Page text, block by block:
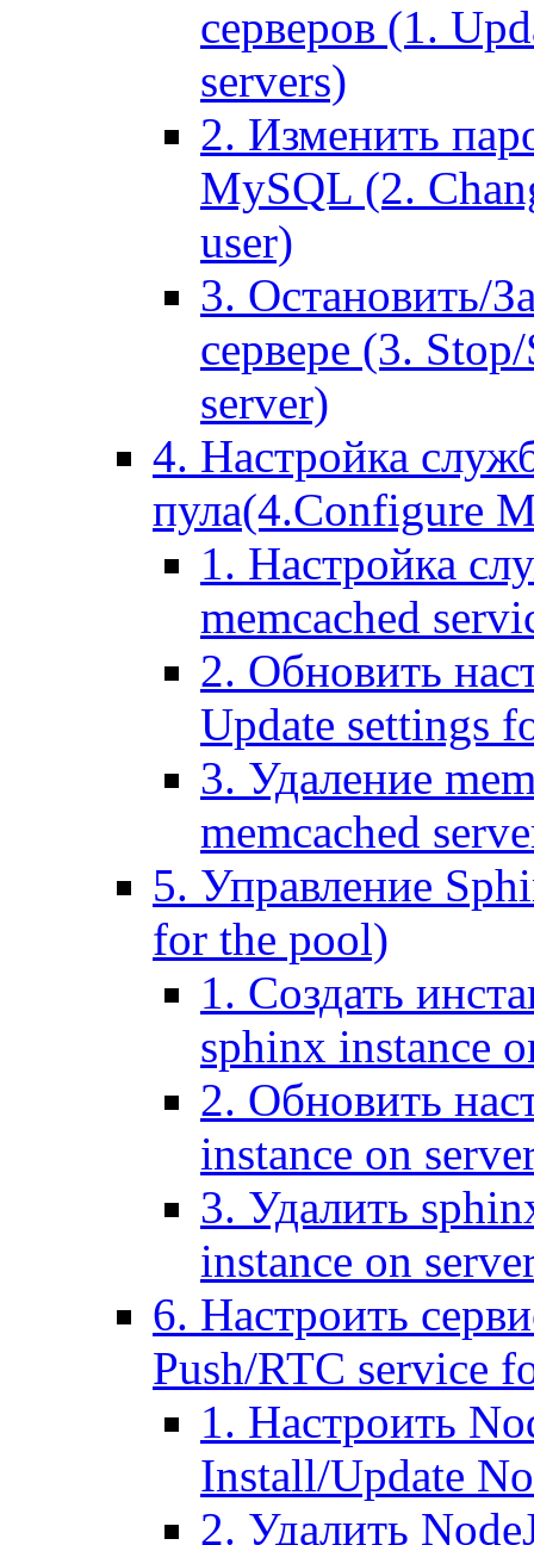
серверов (1.
servers)
2. Изменить
MySQL (2.
user)
3. Остановить/
сервере (3.
server)
4. Настройка
пула(4.Configure
1. Настройка
memcached
2. Обновить
Update settings
3. Удаление
memcached
5. Управление
for the pool)
1. Создать
sphinx instance
2. Обновить
instance on
3. Удалить
instance on
6. Настроить
Push/RTC service
1. Настроить
Install/Update
2. Удалить